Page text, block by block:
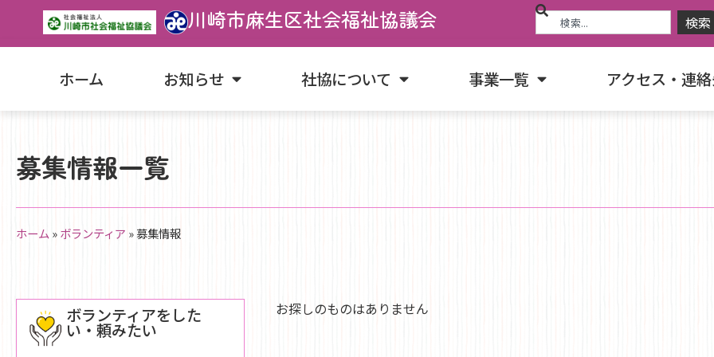
川崎市麻生区社会福祉協議会 検索
ホーム お知らせ 社協について 事業一覧 アクセス・連
募集情報一覧
ホーム »ボランティア »募集情報
ボランティアをした
い・頼みたい
お探しのものはありません